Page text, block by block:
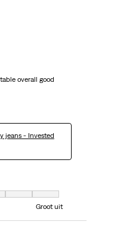
overall good
jeans - Invested
uit en 7 gelijk is aan Groot uit
Groot uit